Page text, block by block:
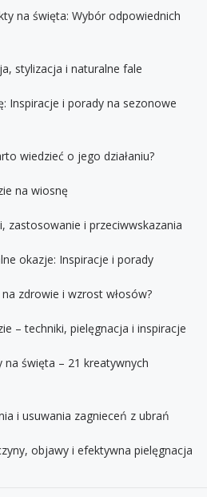
na święta: Wybór odpowiednich
stylizacja i naturalne fale
Inspiracje i porady na sezonowe
wiedzieć o jego działaniu?
na wiosnę
zastosowanie i przeciwwskazania
okazje: Inspiracje i porady
zdrowie i wzrost włosów?
– techniki, pielęgnacja i inspiracje
święta – 21 kreatywnych
i usuwania zagnieceń z ubrań
objawy i efektywna pielęgnacja